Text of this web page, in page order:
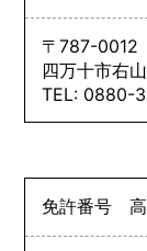
〒787-0012
四万十市右
TEL: 0880-
免許番号